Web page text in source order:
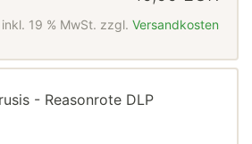
inkl. 19 % MwSt. zzgl. Versandkosten